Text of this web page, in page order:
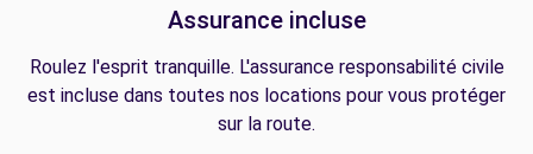
Assurance incluse
Roulez l'esprit tranquille. L'assurance responsabilité civile
est incluse dans toutes nos locations pour vous protéger
sur la route.